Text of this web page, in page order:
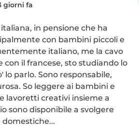
giorni fa
in pensione che ha
con bambini piccoli e
italiano, me la cavo
con il francese, sto studiando lo
lo parlo. Sono responsabile,
So leggere ai bambini e
lavoretti creativi insieme a
sono disponibile a svolgere